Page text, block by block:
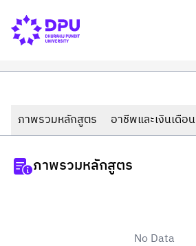
ภาพรวมหลักสูตร อาชีพและเงินเดือน
ภาพรวมหลักสูตร
No Data